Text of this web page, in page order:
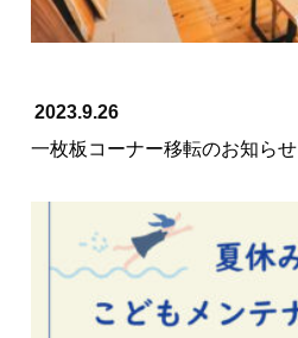
2023.9.26
一枚板コーナー移転のお知らせ